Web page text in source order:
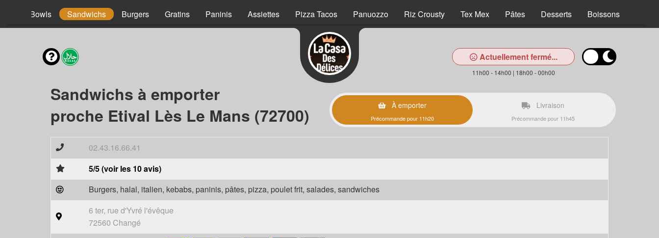
Bowls Sandwichs Burgers Gratins Paninis Assiettes Pizza Tacos Panuozzo Riz Crousty Tex Mex Pâtes Desserts Boissons
Actuellement fermé...
11h00 - 14h00 | 18h00 - 00h00
Sandwichs à emporter
proche Etival Lès Le Mans (72700)
À emporter
Précommande pour 11h20
Livraison
Précommande pour 11h45
02.43.16.66.41
5/5 (voir les 10 avis)
Burgers, halal, italien, kebabs, paninis, pâtes, pizza, poulet frit, salades, sandwiches
6 ter, rue d'Yvré l'évêque
72560 Changé